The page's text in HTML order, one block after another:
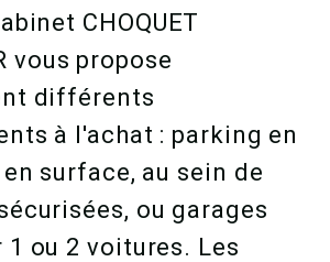
CHOQUET
vous propose
différents
à l'achat : parking en
surface, au sein de
ou garages
ou 2 voitures. Les